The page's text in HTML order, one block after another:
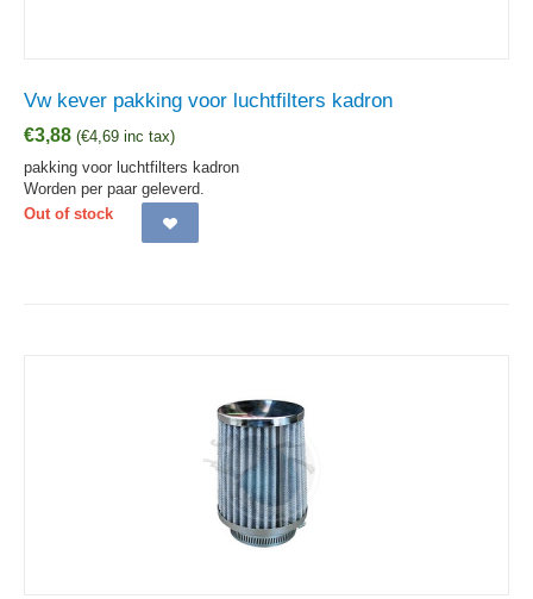
Vw kever pakking voor luchtfilters kadron
€3,88 (€4,69 inc tax)
pakking voor luchtfilters kadron
Worden per paar geleverd.
Out of stock